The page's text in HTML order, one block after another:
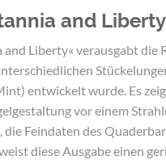
and
Liberty« verausgabt
entwickelt wurde. Es
vor einem
Feindaten des
diese Ausgabe einen